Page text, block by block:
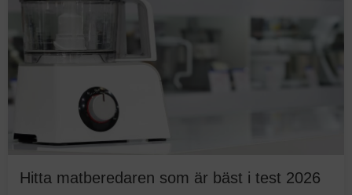
Hitta matberedaren som är bäst i test 2026